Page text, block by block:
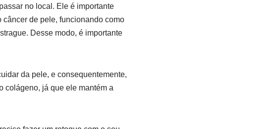
no local. Ele é importante
de pele, funcionando como
Desse modo, é importante
da pele, e consequentemente,
colágeno, já que ele mantém a